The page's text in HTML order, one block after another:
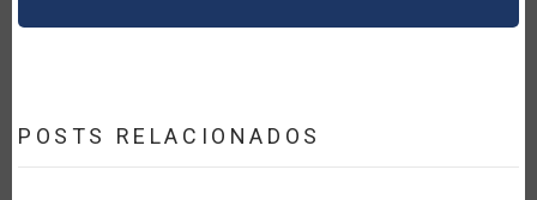
POSTS RELACIONADOS